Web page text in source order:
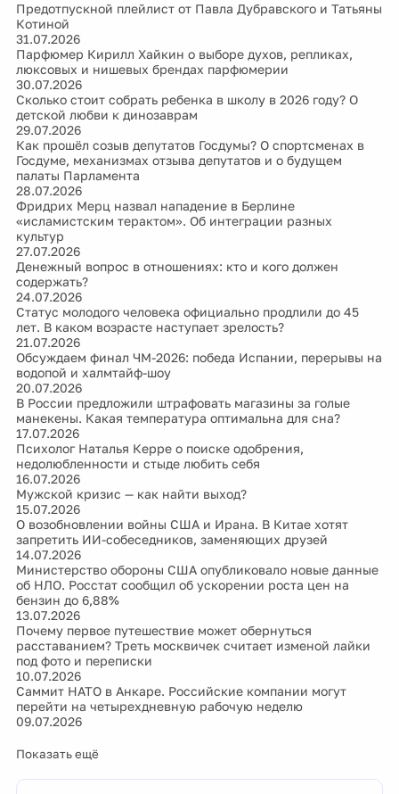
Предотпускной плейлист от Павла Дубравского и Татьяны
Котиной
31.07.2026
Парфюмер Кирилл Хайкин о выборе духов, репликах,
люксовых и нишевых брендах парфюмерии
30.07.2026
Сколько стоит собрать ребенка в школу в 2026 году? О
детской любви к динозаврам
29.07.2026
Как прошёл созыв депутатов Госдумы? О спортсменах в
Госдуме, механизмах отзыва депутатов и о будущем
палаты Парламента
28.07.2026
Фридрих Мерц назвал нападение в Берлине
«исламистским терактом». Об интеграции разных
культур
27.07.2026
Денежный вопрос в отношениях: кто и кого должен
содержать?
24.07.2026
Статус молодого человека официально продлили до 45
лет. В каком возрасте наступает зрелость?
21.07.2026
Обсуждаем финал ЧМ-2026: победа Испании, перерывы на
водопой и халмтайф-шоу
20.07.2026
В России предложили штрафовать магазины за голые
манекены. Какая температура оптимальна для сна?
17.07.2026
Психолог Наталья Керре о поиске одобрения,
недолюбленности и стыде любить себя
16.07.2026
Мужской кризис — как найти выход?
15.07.2026
О возобновлении войны США и Ирана. В Китае хотят
запретить ИИ-собеседников, заменяющих друзей
14.07.2026
Министерство обороны США опубликовало новые данные
об НЛО. Росстат сообщил об ускорении роста цен на
бензин до 6,88%
13.07.2026
Почему первое путешествие может обернуться
расставанием? Треть москвичек считает изменой лайки
под фото и переписки
10.07.2026
Саммит НАТО в Анкаре. Российские компании могут
перейти на четырехдневную рабочую неделю
09.07.2026
Показать ещё